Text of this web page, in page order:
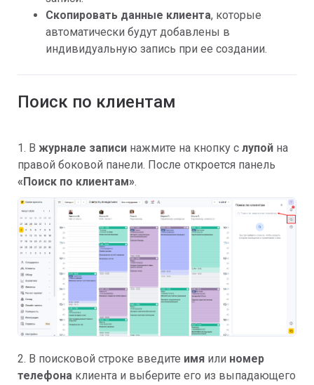
Скопировать данные клиента, которые
автоматически будут добавлены в
индивидуальную запись при ее создании.
Поиск по клиентам
1. В журнале записи нажмите на кнопку с лупой на
правой боковой панели. После откроется панель
«Поиск по клиентам».
2. В поисковой строке введите имя или номер
телефона клиента и выберите его из выпадающего